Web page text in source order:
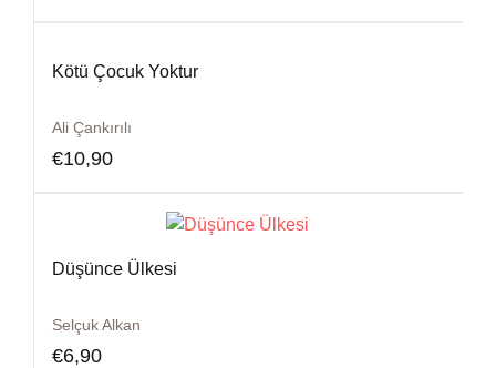
Kötü Çocuk Yoktur
Ali Çankırılı
€10,90
Düşünce Ülkesi
Selçuk Alkan
€6,90